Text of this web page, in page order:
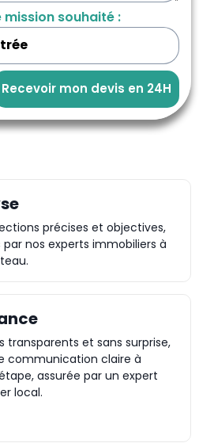
souhaité :
Recevoir mon devis en 24H
précises et objectives,
par nos experts immobiliers à
transparents et sans surprise,
communication claire à
assurée par un expert
local.